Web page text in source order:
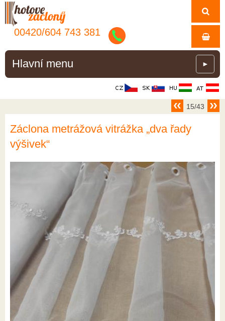
00420/604 743 381
Hlavní menu ►
15/43
Záclona metrážová vitrážka „dva řady
výšivek“